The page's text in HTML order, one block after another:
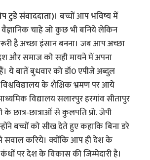
संवाददाता)। बच्चों आप भविष्य में
वैज्ञानिक चाहे जो कुछ भी बनिये लेकिन
है अच्छा इंसान बनना। जब आप अच्छा
और समाज को सही मायने में अपना
ये बातें बुधवार को डॉ0 एपीजे अब्दुल
के शैक्षिक भ्रमण पर आये
विद्यालय सलारपुर हरगांव सीतापुर
छात्र-छात्राओं से कुलपति प्रो. जेपी
बच्चों को सीख देते हुए कहाकि बिना डरे
सवाल करिये। क्योंकि आप ही देश के
पर देश के विकास की जिम्मेदारी है।